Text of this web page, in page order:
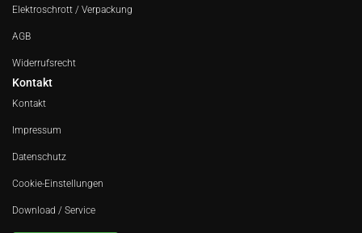
Elektroschrott / Verpackung
AGB
Widerrufsrecht
Kontakt
Kontakt
Impressum
Datenschutz
Cookie-Einstellungen
Download / Service